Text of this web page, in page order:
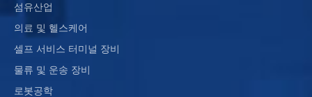
섬유산업
의료 및 헬스케어
셀프 서비스 터미널 장비
물류 및 운송 장비
로봇공학